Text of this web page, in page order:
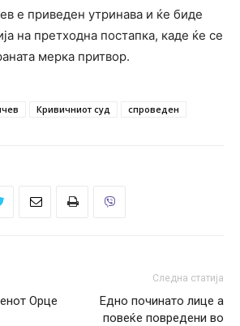
е приведен утринава и ќе биде
на претходна постапка, каде ќе се
мерка притвор.
Кривичниот суд спроведен
Орце
Следна статија
Едно починато лице а
повеќе повредени во